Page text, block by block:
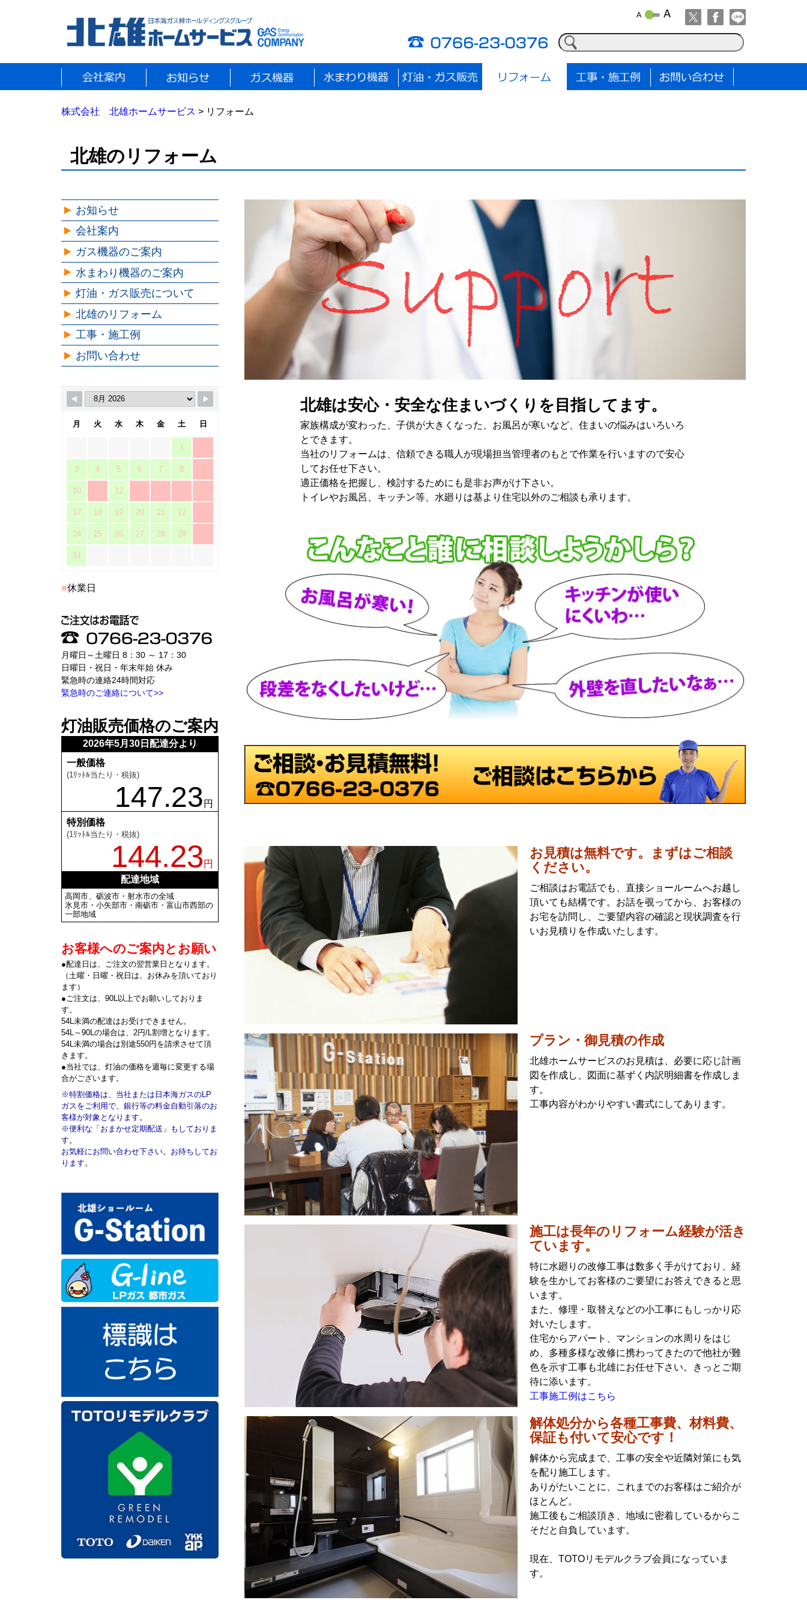
株式会社 北雄ホームサービス > リフォーム
北雄のリフォーム
お知らせ
会社案内
ガス機器のご案内
水まわり機器のご案内
灯油・ガス販売について
北雄のリフォーム
工事・施工例
お問い合わせ
月 火 水 木 金 土 日
1
3 4 5 6 7 8
10 12
17 18 19 20 21 22
24 25 26 27 28 29
31
■休業日
月曜日～土曜日 8：30 ～ 17：30
日曜日・祝日・年末年始 休み
緊急時の連絡24時間対応
緊急時のご連絡について>>
灯油販売価格のご案内
2026年5月30日配達分より
一般価格
(1ﾘｯﾄﾙ当たり・税抜)
147.23 円
特別価格
(1ﾘｯﾄﾙ当たり・税抜)
144.23円
配達地域
高岡市、砺波市・射水市の全域
氷見市・小矢部市・南砺市・富山市西部の
一部地域
お客様へのご案内とお願い
●配達日は、ご注文の翌営業日となります。
（土曜・日曜・祝日は、お休みを頂いており
ます）
●ご注文は、90L以上でお願いしておりま
す。
54L未満の配達はお受けできません。
54L～90Lの場合は、2円/L割増となります。
54L未満の場合は別途550円を請求させて頂
きます。
●当社では、灯油の価格を週毎に変更する場
合がございます。
※特割価格は、当社または日本海ガスのLP
ガスをご利用で、銀行等の料金自動引落のお
客様が対象となります。
※便利な「おまかせ定期配送」もしておりま
す。
お気軽にお問い合わせ下さい。お待ちしてお
ります。
北雄は安心・安全な住まいづくりを目指してます。
家族構成が変わった、子供が大きくなった、お風呂が寒いなど、住まいの悩みはいろいろ
とできます。
当社のリフォームは、信頼できる職人が現場担当管理者のもとで作業を行いますので安心
してお任せ下さい。
適正価格を把握し、検討するためにも是非お声がけ下さい。
トイレやお風呂、キッチン等、水廻りは基より住宅以外のご相談も承ります。
お見積は無料です。まずはご相談
ください。
ご相談はお電話でも、直接ショールームへお越し
頂いても結構です。お話を覗ってから、お客様の
お宅を訪問し、ご要望内容の確認と現状調査を行
いお見積りを作成いたします。
プラン・御見積の作成
北雄ホームサービスのお見積は、必要に応じ計画
図を作成し、図面に基ずく内訳明細書を作成しま
す。
工事内容がわかりやすい書式にしてあります。
施工は長年のリフォーム経験が活き
ています。
特に水廻りの改修工事は数多く手がけており、経
験を生かしてお客様のご要望にお答えできると思
います。
また、修理・取替えなどの小工事にもしっかり応
対いたします。
住宅からアパート、マンションの水周りをはじ
め、多種多様な改修に携わってきたので他社が難
色を示す工事も北雄にお任せ下さい。きっとご期
待に添います。
工事施工例はこちら
解体処分から各種工事費、材料費、
保証も付いて安心です！
解体から完成まで、工事の安全や近隣対策にも気
を配り施工します。
ありがたいことに、これまでのお客様はご紹介が
ほとんど。
施工後もご相談頂き、地域に密着しているからこ
そだと自負しています。
現在、TOTOリモデルクラブ会員になっていま
す。